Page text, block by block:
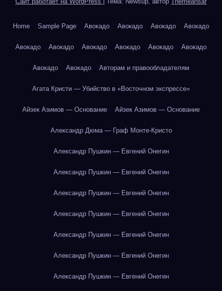
Home Sample Page Авокадо Авокадо Авокадо Авокадо
Авокадо Авокадо Авокадо Авокадо Авокадо Авокадо
Авокадо Авокадо Авторам и правообладателям
Агата Кристи — Убийство в «Восточном экспрессе»
Айзек Азимов — Основание Айзек Азимов — Основание
Александр Дюма — Граф Монте-Кристо
Александр Пушкин — Евгений Онегин
Александр Пушкин — Евгений Онегин
Александр Пушкин — Евгений Онегин
Александр Пушкин — Евгений Онегин
Александр Пушкин — Евгений Онегин
Александр Пушкин — Евгений Онегин
Александр Пушкин — Евгений Онегин